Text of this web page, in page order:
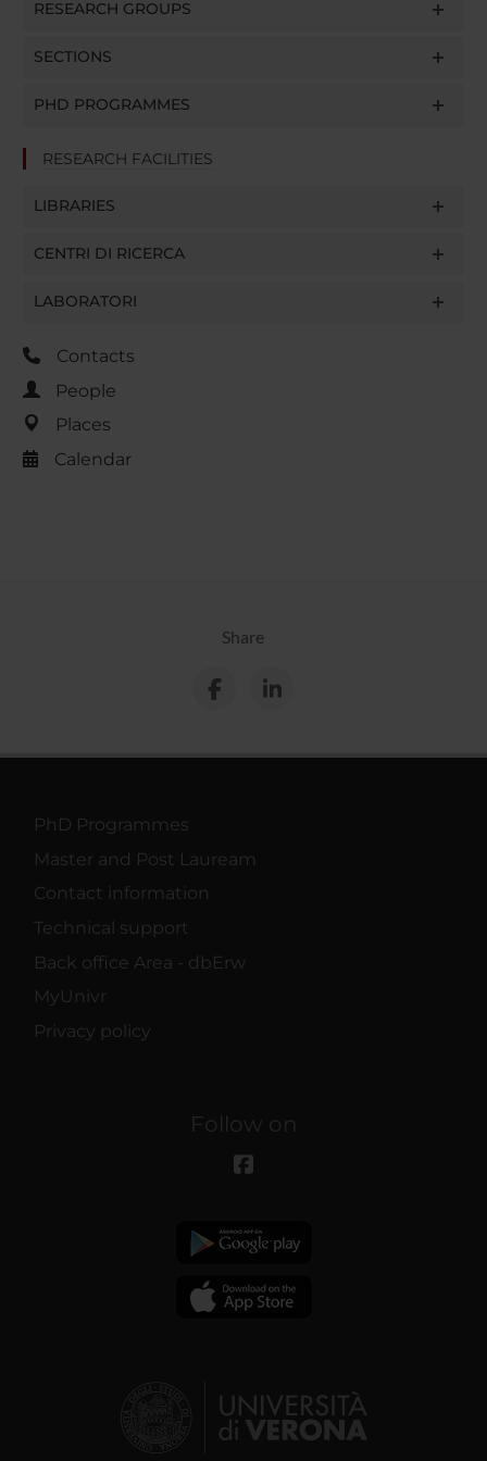
RESEARCH GROUPS
SECTIONS
PHD PROGRAMMES
RESEARCH FACILITIES
LIBRARIES
CENTRI DI RICERCA
LABORATORI
Contacts
People
Places
Calendar
Share
PhD Programmes
Master and Post Lauream
Contact information
Technical support
Back office Area - dbErw
MyUnivr
Privacy policy
Follow on